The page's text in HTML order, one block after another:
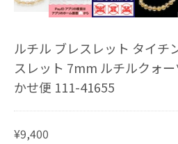
ルチル ブレスレット タイチ
スレット 7mm ルチルクォ
かせ便 111-41655
¥9,400